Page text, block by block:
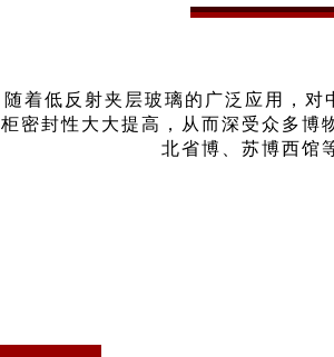
随着低反射夹层玻璃的广泛应用，
柜密封性大大提高，从而深受众多博
北省博、苏博西馆